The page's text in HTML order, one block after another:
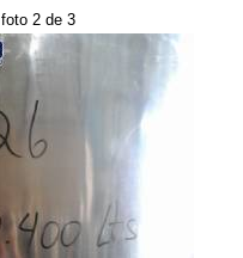
foto 2 de 3